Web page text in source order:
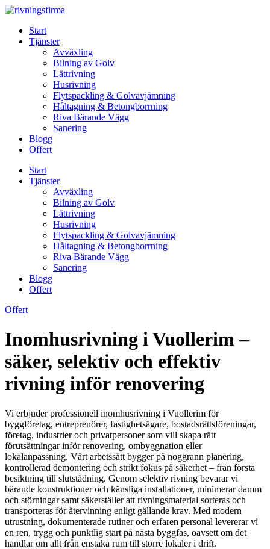
Skip
contentStart
Tjänster
Avväxling
Bilning av Golv
Lättrivning
Husrivning
Flytspackling & Golvavjämning
Håltagning & Betongborrning
Riva Bärande Vägg
Sanering
Blogg
Offert
Start
Tjänster
Avväxling
Bilning av Golv
Lättrivning
Husrivning
Flytspackling & Golvavjämning
Håltagning & Betongborrning
Riva Bärande Vägg
Sanering
Blogg
Offert
Offert
Inomhusrivning i Vuollerim –
säker, selektiv och effektiv
rivning inför renovering
Vi erbjuder professionell inomhusrivning i Vuollerim för
byggföretag, entreprenörer, fastighetsägare, bostadsrättsföreningar,
företag, industrier och privatpersoner som vill skapa rätt
förutsättningar inför renovering, ombyggnation eller
lokalanpassning. Vårt arbetssätt bygger på noggrann planering,
kontrollerad demontering och strikt fokus på säkerhet – från första
besiktning till slutstädning. Genom selektiv rivning bevarar vi
bärande konstruktioner och känsliga installationer, minimerar damm
och störningar samt säkerställer att rivningsmaterial sorteras och
transporteras för återvinning enligt gällande krav. Med modern
utrustning, dokumenterade rutiner och erfaren personal levererar vi
en ren, trygg och punktlig start på nästa byggfas, oavsett om det
handlar om allt från enstaka rum till större lokaler i drift.